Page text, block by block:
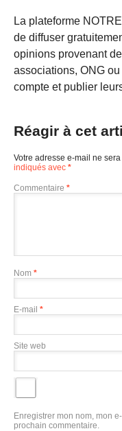
La plateforme
de diffuser
opinions provenant
associations, ONG
compte et publier
Réagir à cet
Votre adresse e-mail ne
indiqués avec *
Commentaire *
Nom *
E-mail *
Site web
Enregistrer mon nom, mon
prochain commentaire.